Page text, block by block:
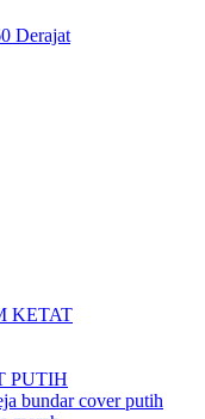
Derajat
KETAT
PUTIH
bundar cover putih